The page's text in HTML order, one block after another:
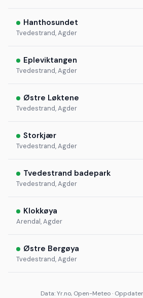
Hanthosundet
Tvedestrand, Agder
Epleviktangen
Tvedestrand, Agder
Østre Løktene
Tvedestrand, Agder
Storkjær
Tvedestrand, Agder
Tvedestrand badepark
Tvedestrand, Agder
Klokkøya
Arendal, Agder
Østre Bergøya
Tvedestrand, Agder
Data: Yr.no, Open-Meteo ·